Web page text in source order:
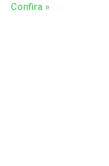
Confira »